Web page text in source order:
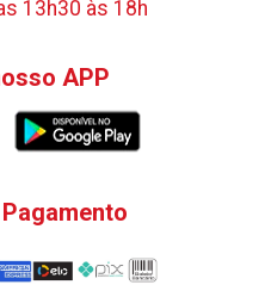
13h30 às 18h
APP